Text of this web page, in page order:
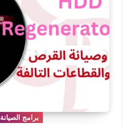
برامج الصيانة